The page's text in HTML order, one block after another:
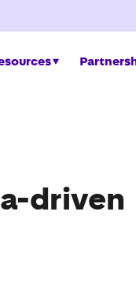
driven